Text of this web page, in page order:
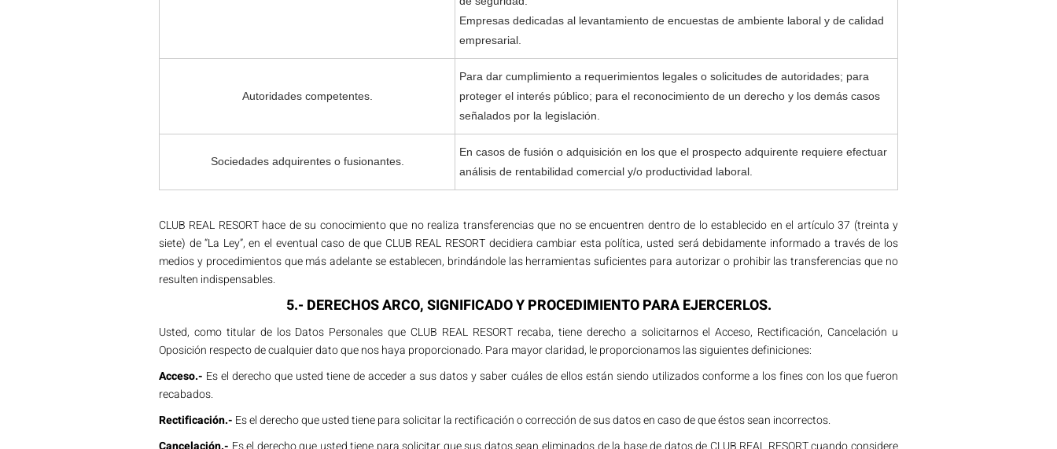
Empresas dedicadas al levantamiento de encuestas de ambiente laboral y de calidad
empresarial.
Autoridades competentes.
Para dar cumplimiento a requerimientos legales o solicitudes de autoridades; para
proteger el interés público; para el reconocimiento de un derecho y los demás casos
señalados por la legislación.
Sociedades adquirentes o fusionantes.
En casos de fusión o adquisición en los que el prospecto adquirente requiere efectuar
análisis de rentabilidad comercial y/o productividad laboral.
CLUB REAL RESORT hace de su conocimiento que no realiza transferencias que no se encuentren dentro de lo establecido en el artículo 37 (treinta y
siete) de “La Ley”, en el eventual caso de que CLUB REAL RESORT decidiera cambiar esta política, usted será debidamente informado a través de los
medios y procedimientos que más adelante se establecen, brindándole las herramientas suficientes para autorizar o prohibir las transferencias que no
resulten indispensables.
5.- DERECHOS ARCO, SIGNIFICADO Y PROCEDIMIENTO PARA EJERCERLOS.
Usted, como titular de los Datos Personales que CLUB REAL RESORT recaba, tiene derecho a solicitarnos el Acceso, Rectificación, Cancelación u
Oposición respecto de cualquier dato que nos haya proporcionado. Para mayor claridad, le proporcionamos las siguientes definiciones:
Acceso.- Es el derecho que usted tiene de acceder a sus datos y saber cuáles de ellos están siendo utilizados conforme a los fines con los que fueron
recabados.
Rectificación.- Es el derecho que usted tiene para solicitar la rectificación o corrección de sus datos en caso de que éstos sean incorrectos.